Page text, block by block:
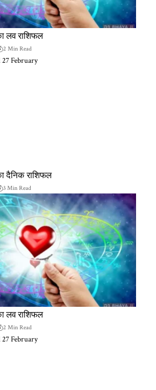
लव राशिफल
2 Min Read
दैनिक राशिफल
3 Min Read
लव राशिफल
2 Min Read